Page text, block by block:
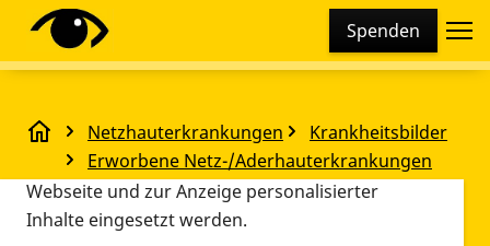
Spenden
Netzhauterkrankungen
Krankheitsbilder
Erworbene Netz-/Aderhauterkrankungen
Diabetische Retinopathie (DR)
Fakten zur Diabetischen Retinopathie
Fakten zur Diabetischen
Diese Webseite setzt verschiedene Cookies und
Tracking-Tools ein. Dies beinhaltet Cookies und
technisch notwendig sind, die zu statistischen
Zwecken sowie zur besseren Bedienbarkeit der
Webseite und zur Anzeige personalisierter
Inhalte eingesetzt werden.